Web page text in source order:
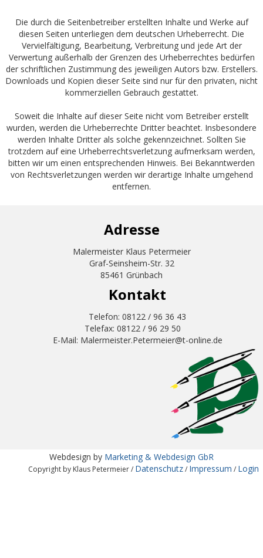
Die durch die Seitenbetreiber erstellten Inhalte und Werke auf
diesen Seiten unterliegen dem deutschen Urheberrecht. Die
Vervielfältigung, Bearbeitung, Verbreitung und jede Art der
Verwertung außerhalb der Grenzen des Urheberrechtes bedürfen
der schriftlichen Zustimmung des jeweiligen Autors bzw. Erstellers.
Downloads und Kopien dieser Seite sind nur für den privaten, nicht
kommerziellen Gebrauch gestattet.
Soweit die Inhalte auf dieser Seite nicht vom Betreiber erstellt
wurden, werden die Urheberrechte Dritter beachtet. Insbesondere
werden Inhalte Dritter als solche gekennzeichnet. Sollten Sie
trotzdem auf eine Urheberrechtsverletzung aufmerksam werden,
bitten wir um einen entsprechenden Hinweis. Bei Bekanntwerden
von Rechtsverletzungen werden wir derartige Inhalte umgehend
entfernen.
Adresse
Malermeister Klaus Petermeier
Graf-Seinsheim-Str. 32
85461 Grünbach
Kontakt
Telefon: 08122 / 96 36 43
Telefax: 08122 / 96 29 50
E-Mail: Malermeister.Petermeier@t-online.de
Webdesign by Marketing & Webdesign GbR
Copyright by Klaus Petermeier / Datenschutz/ Impressum / Login